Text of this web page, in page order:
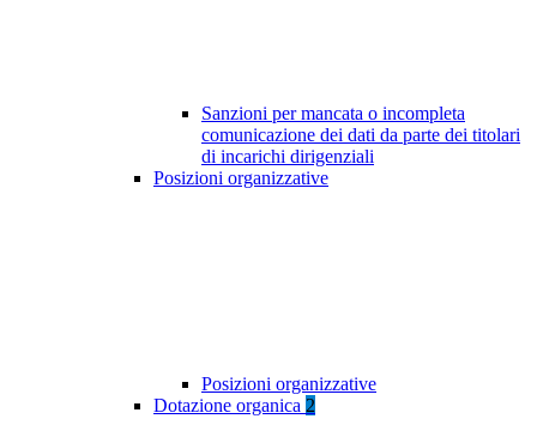
Sanzioni per mancata o incompleta
comunicazione dei dati da parte dei titolari
di incarichi dirigenziali
Posizioni organizzative
Posizioni organizzative
Dotazione organica 2